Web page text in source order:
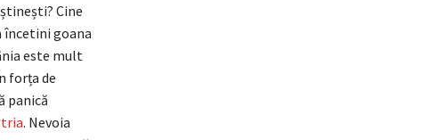
Cine
încetini goana
este mult
forța de
panică
. Nevoia